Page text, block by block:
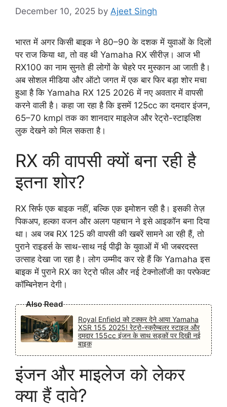
December 10, 2025 by Ajeet Singh
भारत में अगर किसी बाइक ने 80–90 के दशक में युवाओं के दिलों
पर राज किया था, तो वह थी Yamaha RX सीरीज़। आज भी
RX100 का नाम सुनते ही लोगों के चेहरे पर मुस्कान आ जाती है।
अब सोशल मीडिया और ऑटो जगत में एक बार फिर बड़ा शोर मचा
हुआ है कि Yamaha RX 125 2026 में नए अवतार में वापसी
करने वाली है। कहा जा रहा है कि इसमें 125cc का दमदार इंजन,
65–70 kmpl तक का शानदार माइलेज और रेट्रो-स्टाइलिश
लुक देखने को मिल सकता है।
RX की वापसी क्यों बना रही है
इतना शोर?
RX सिर्फ एक बाइक नहीं, बल्कि एक इमोशन रही है। इसकी तेज़
पिकअप, हल्का वजन और अलग पहचान ने इसे आइकॉन बना दिया
था। अब जब RX 125 की वापसी की खबरें सामने आ रही हैं, तो
पुराने राइडर्स के साथ-साथ नई पीढ़ी के युवाओं में भी जबरदस्त
उत्साह देखा जा रहा है। लोग उम्मीद कर रहे हैं कि Yamaha इस
बाइक में पुराने RX का रेट्रो फील और नई टेक्नोलॉजी का परफेक्ट
कॉम्बिनेशन देगी।
Also Read
Royal Enfield को टक्कर देने आया Yamaha
XSR 155 2025! रेट्रो-स्क्रैम्बलर स्टाइल और
दमदार 155cc इंजन के साथ सड़कों पर दिखी नई
बाइक
इंजन और माइलेज को लेकर
क्या हैं दावे?